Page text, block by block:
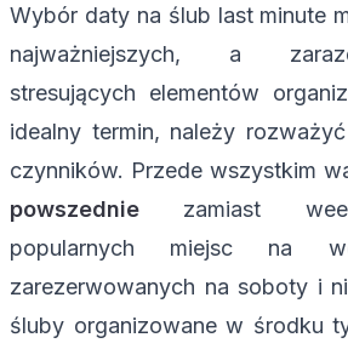
Wybór daty na ślub last minute
najważniejszych, a
stresujących elementów
idealny termin, należy
czynników. Przede wszystkim
powszednie zamiast
popularnych miejsc na
zarezerwowanych na soboty i
śluby organizowane w środku